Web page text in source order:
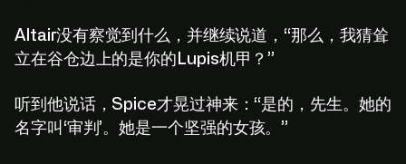
Altair没有察觉到什么，并继续说道，“那么，我猜耸
立在谷仓边上的是你的Lupis机甲？”
听到他说话，Spice才晃过神来：“是的，先生。她的
名字叫‘审判’。她是一个坚强的女孩。”